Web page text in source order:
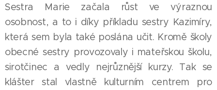
Sestra Marie začala růst ve výraznou
osobnost, a to i díky příkladu sestry Kazimíry,
která sem byla také poslána učit. Kromě školy
obecné sestry provozovaly i mateřskou školu,
sirotčinec a vedly nejrůznější kurzy. Tak se
klášter stal vlastně kulturním centrem pro